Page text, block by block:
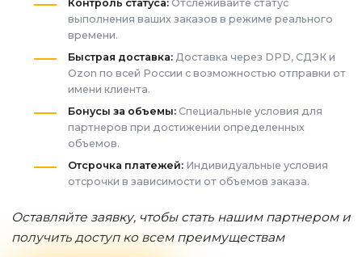
Контроль статуса: Отслеживайте статус
выполнения ваших заказов в режиме реального
времени.
Быстрая доставка: Доставка через DPD, СДЭК и
Ozon по всей России с возможностью отправки от
имени клиента.
Бонусы за объемы: Специальные условия для
партнеров при достижении определенных
объемов.
Отсрочка платежей: Индивидуальные условия
отсрочки в зависимости от объемов заказа.
Оставляйте заявку, чтобы стать нашим партнером и
получить доступ ко всем преимуществам